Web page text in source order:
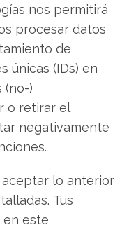
nos permitirá
procesar datos
de
únicas (IDs) en
(no-)
o retirar el
negativamente
lo anterior
Tus
en este
en escritor
tendencias en
y computación en
→